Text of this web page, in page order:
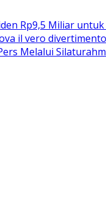
Rp9,5 Miliar untuk
il vero
Melalui